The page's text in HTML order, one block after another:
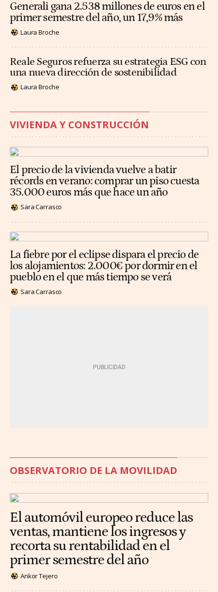
Generali gana 2.538 millones de euros en el
primer semestre del año, un 17,9% más
Laura Broche
Reale Seguros refuerza su estrategia ESG con
una nueva dirección de sostenibilidad
Laura Broche
VIVIENDA Y CONSTRUCCIÓN
El precio de la vivienda vuelve a batir
récords en verano: comprar un piso cuesta
35.000 euros más que hace un año
Sara Carrasco
La fiebre por el eclipse dispara el precio de
los alojamientos: 2.000€ por dormir en el
pueblo en el que más tiempo se verá
Sara Carrasco
OBSERVATORIO DE LA MOVILIDAD
El automóvil europeo reduce las
ventas, mantiene los ingresos y
recorta su rentabilidad en el
primer semestre del año
Ankor Tejero